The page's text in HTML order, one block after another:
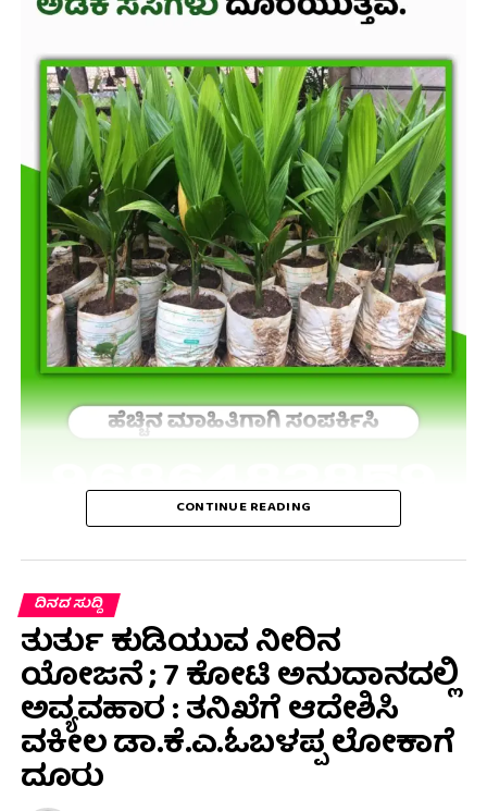
CONTINUE READING
ದಿನದ ಸುದ್ದಿ
ತುರ್ತು ಕುಡಿಯುವ ನೀರಿನ
ಯೋಜನೆ ; 7 ಕೋಟಿ ಅನುದಾನದಲ್ಲಿ
ಅವ್ಯವಹಾರ : ತನಿಖೆಗೆ ಆದೇಶಿಸಿ
ವಕೀಲ ಡಾ‌.ಕೆ.ಎ.ಓಬಳಪ್ಪ ಲೋಕಾಗೆ
ದೂರು